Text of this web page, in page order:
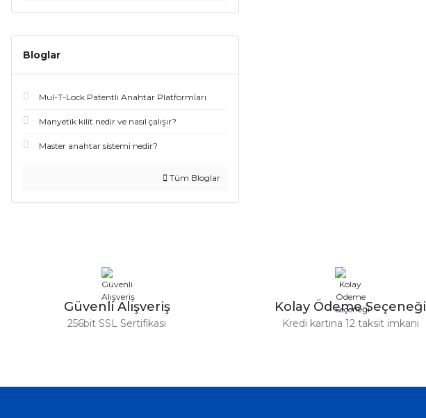
Bloglar
Mul-T-Lock Patentli Anahtar Platformları
Manyetik kilit nedir ve nasıl çalışır?
Master anahtar sistemi nedir?
Tüm Bloglar
Güvenli Alışveriş
256bit SSL Sertifikası
Kolay Ödeme Seçeneği
Kredi kartına 12 taksit imkanı